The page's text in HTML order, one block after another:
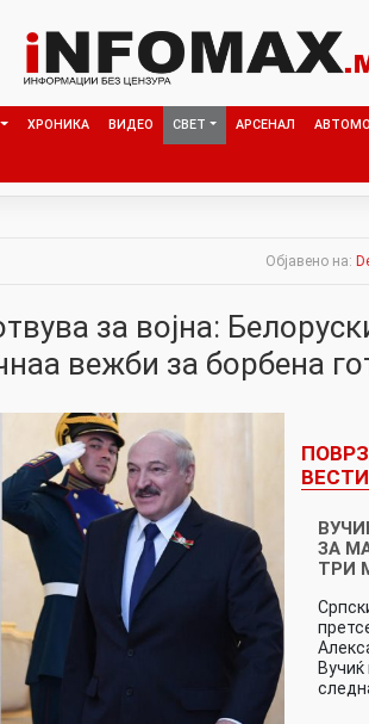
ХРОНИКА ВИДЕО СВЕТ АРСЕНАЛ
Објавено на:
за војна:
вежби за борбена
ВЕСТИ
ЗА
ТРИ
Вучиќ